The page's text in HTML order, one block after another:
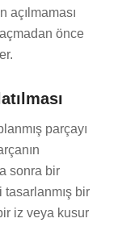
açılmaması
önce
parçayı
sonra bir
bir
iz veya kusur